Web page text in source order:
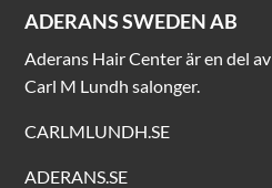
ADERANS SWEDEN AB
Aderans Hair Center är en del av
Carl M Lundh salonger.
CARLMLUNDH.SE
ADERANS.SE